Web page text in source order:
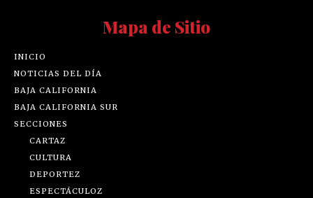
Mapa de Sitio
INICIO
NOTICIAS DEL DÍA
BAJA CALIFORNIA
BAJA CALIFORNIA SUR
SECCIONES
CARTAZ
CULTURA
DEPORTEZ
ESPECTÁCULOZ